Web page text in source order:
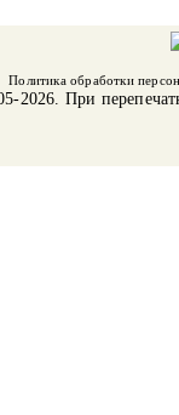
Политика обработки
2026. При